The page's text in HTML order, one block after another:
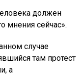
должен
мнения сейчас».
случае
там протест
а